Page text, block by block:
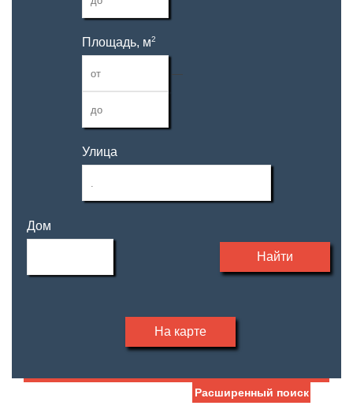
Площадь, м2
—
Улица
Дом
Найти
На карте
С фото
Расширенный поиск